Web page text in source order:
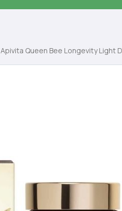
Queen Bee Longevity Light